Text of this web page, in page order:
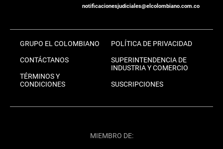
notificacionesjudiciales@elcolombiano.com.co
GRUPO EL COLOMBIANO
CONTÁCTANOS
TÉRMINOS Y
CONDICIONES
POLÍTICA DE PRIVACIDAD
SUPERINTENDENCIA DE
INDUSTRIA Y COMERCIO
SUSCRIPCIONES
MIEMBRO DE: